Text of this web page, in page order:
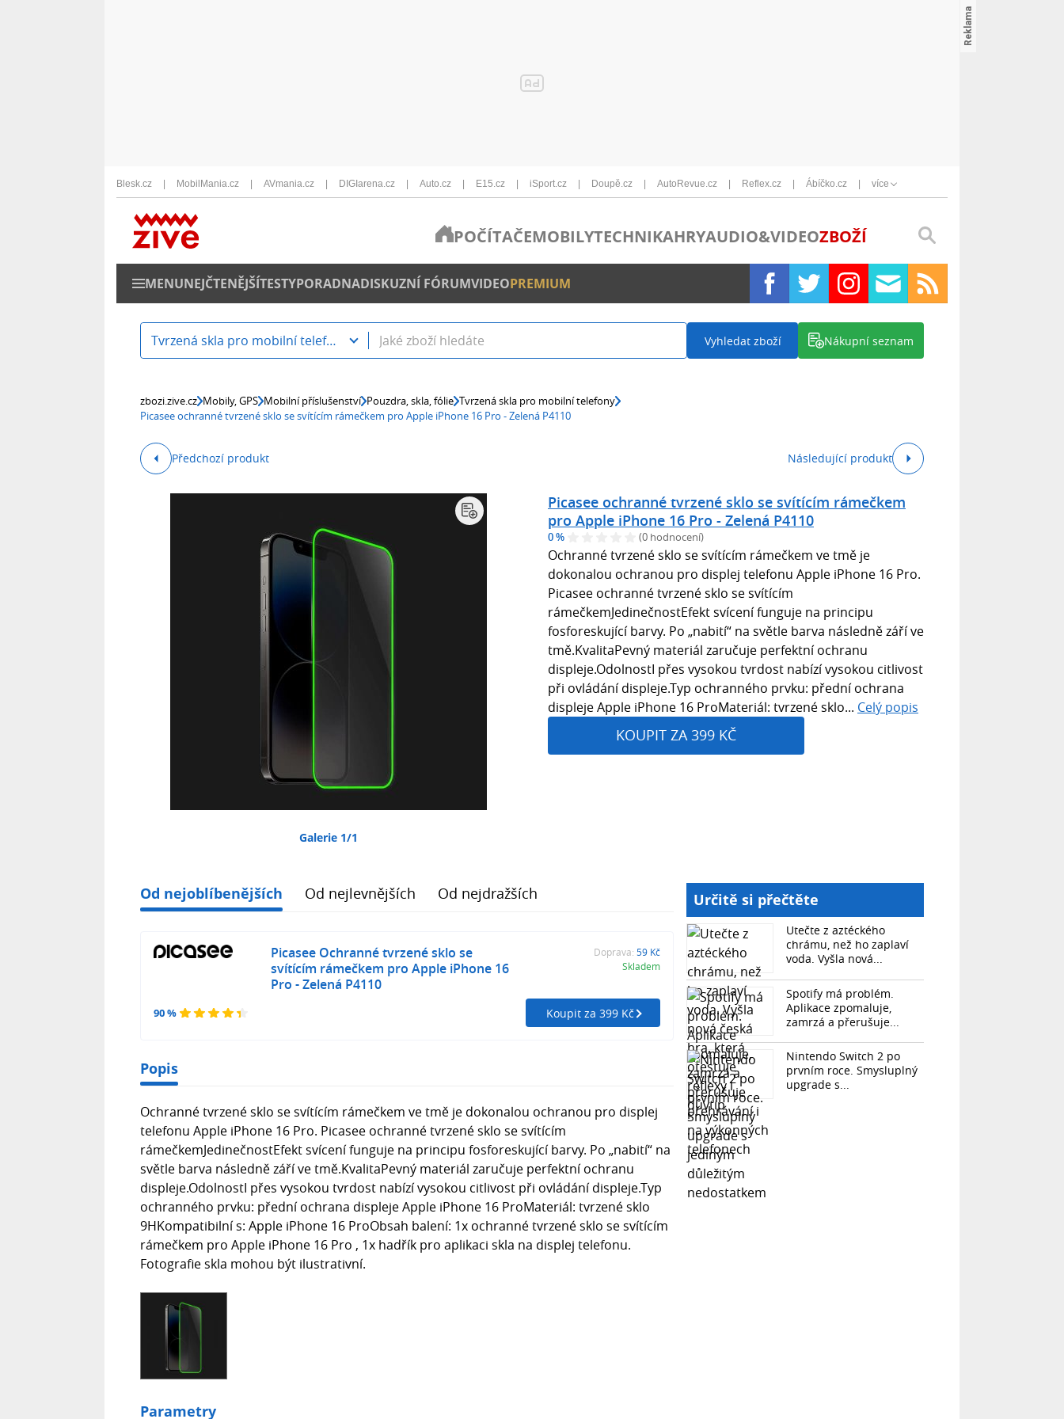
Blesk.cz MobilMania.cz AVmania.cz DIGIarena.cz Auto.cz E15.cz iSport.cz Doupě.cz AutoRevue.cz Reflex.cz Ábíčko.cz více
POČÍTAČEMOBILYTECHNIKAHRYAUDIO&VIDEOZBOŽÍ
MENUNEJČTENĚJŠÍTESTYPORADNADISKUZNÍ FÓRUMVIDEOPREMIUM
Tvrzená skla pro mobilní telefony Vyhledat zboží Nákupní seznam
zbozi.zive.cz Mobily, GPS Mobilní příslušenství Pouzdra, skla, fólie Tvrzená skla pro mobilní telefony
Picasee ochranné tvrzené sklo se svítícím rámečkem pro Apple iPhone 16 Pro - Zelená P4110
Předchozí produkt Následující produkt
Galerie 1/1
Picasee ochranné tvrzené sklo se svítícím rámečkem
pro Apple iPhone 16 Pro - Zelená P4110
0 % (0 hodnocení)
Ochranné tvrzené sklo se svítícím rámečkem ve tmě je
dokonalou ochranou pro displej telefonu Apple iPhone 16 Pro.
Picasee ochranné tvrzené sklo se svítícím
rámečkemJedinečnostEfekt svícení funguje na principu
fosforeskující barvy. Po „nabití“ na světle barva následně září ve
tmě.KvalitaPevný materiál zaručuje perfektní ochranu
displeje.OdolnostI přes vysokou tvrdost nabízí vysokou citlivost
při ovládání displeje.Typ ochranného prvku: přední ochrana
displeje Apple iPhone 16 ProMateriál: tvrzené sklo... Celý popis
KOUPIT ZA 399 KČ
Od nejoblíbenějších Od nejlevnějších Od nejdražších
90 %
Picasee Ochranné tvrzené sklo se
svítícím rámečkem pro Apple iPhone 16
Pro - Zelená P4110
Doprava: 59 Kč
Skladem
Koupit za 399 Kč
Popis
Ochranné tvrzené sklo se svítícím rámečkem ve tmě je dokonalou ochranou pro displej
telefonu Apple iPhone 16 Pro. Picasee ochranné tvrzené sklo se svítícím
rámečkemJedinečnostEfekt svícení funguje na principu fosforeskující barvy. Po „nabití“ na
světle barva následně září ve tmě.KvalitaPevný materiál zaručuje perfektní ochranu
displeje.OdolnostI přes vysokou tvrdost nabízí vysokou citlivost při ovládání displeje.Typ
ochranného prvku: přední ochrana displeje Apple iPhone 16 ProMateriál: tvrzené sklo
9HKompatibilní s: Apple iPhone 16 ProObsah balení: 1x ochranné tvrzené sklo se svítícím
rámečkem pro Apple iPhone 16 Pro , 1x hadřík pro aplikaci skla na displej telefonu.
Fotografie skla mohou být ilustrativní.
Parametry
Určitě si přečtěte
Utečte z aztéckého
chrámu, než ho zaplaví
voda. Vyšla nová...
Spotify má problém.
Aplikace zpomaluje,
zamrzá a přerušuje...
Nintendo Switch 2 po
prvním roce. Smysluplný
upgrade s...